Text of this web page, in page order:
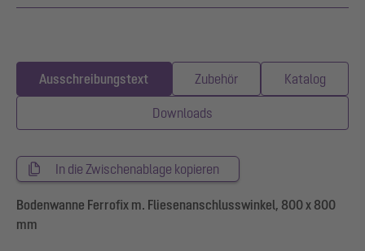
Ausschreibungstext Zubehör Katalog
Downloads
In die Zwischenablage kopieren
Bodenwanne Ferrofix m. Fliesenanschlusswinkel, 800 x 800
mm